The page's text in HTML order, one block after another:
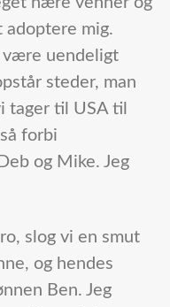
adoptere mig.
være uendeligt
steder, man
tager til USA til
forbi
og Mike. Jeg
slog vi en smut
og hendes
Ben. Jeg